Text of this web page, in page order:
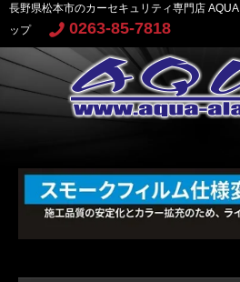
長野県松本市のカーセキュリティ専門店
ップ
0263-85-7818